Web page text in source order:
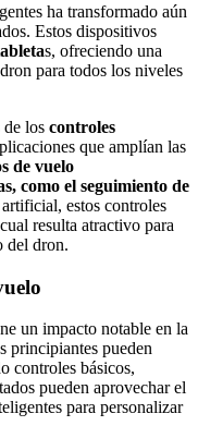
ha transformado aún
Estos dispositivos
s, ofreciendo una
para todos los niveles
de los controles
que amplían las
de vuelo
como el seguimiento de
estos controles
resulta atractivo para
del dron.
un impacto notable en la
principiantes pueden
controles básicos,
pueden aprovechar el
para personalizar